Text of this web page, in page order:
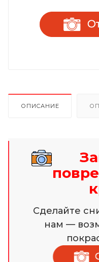
ОПИСАНИЕ
Сделайте
нам —